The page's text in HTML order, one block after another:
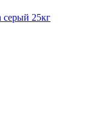
серый 25кг